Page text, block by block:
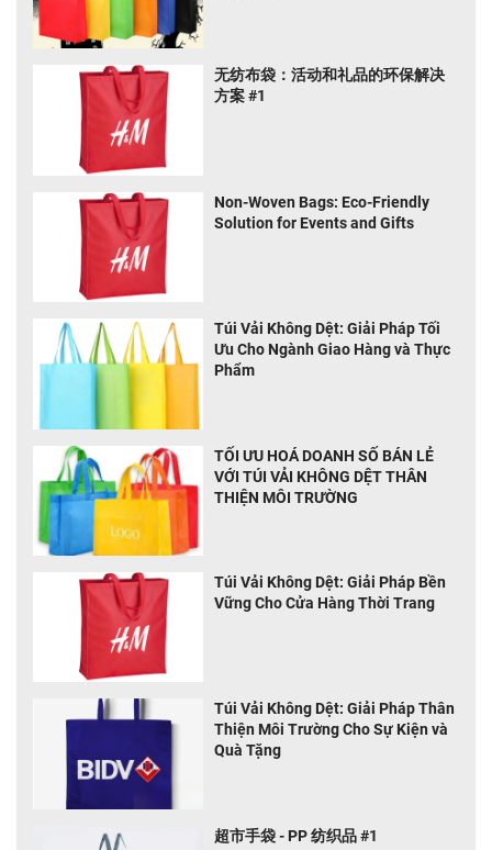
无纺布袋：活动和礼品的环保解决
方案 #1
Non-Woven Bags: Eco-Friendly
Solution for Events and Gifts
Túi Vải Không Dệt: Giải Pháp Tối
Ưu Cho Ngành Giao Hàng và Thực
Phẩm
TỐI ƯU HOÁ DOANH SỐ BÁN LẺ
VỚI TÚI VẢI KHÔNG DỆT THÂN
THIỆN MÔI TRƯỜNG
Túi Vải Không Dệt: Giải Pháp Bền
Vững Cho Cửa Hàng Thời Trang
Túi Vải Không Dệt: Giải Pháp Thân
Thiện Môi Trường Cho Sự Kiện và
Quà Tặng
超市手袋 - PP 纺织品 #1